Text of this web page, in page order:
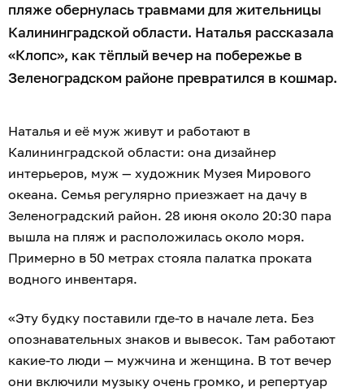
пляже обернулась травмами для жительницы
Калининградской области. Наталья рассказала
«Клопс», как тёплый вечер на побережье в
Зеленоградском районе превратился в кошмар.
Наталья и её муж живут и работают в
Калининградской области: она дизайнер
интерьеров, муж — художник Музея Мирового
океана. Семья регулярно приезжает на дачу в
Зеленоградский район. 28 июня около 20:30 пара
вышла на пляж и расположилась около моря.
Примерно в 50 метрах стояла палатка проката
водного инвентаря.
«Эту будку поставили где-то в начале лета. Без
опознавательных знаков и вывесок. Там работают
какие-то люди — мужчина и женщина. В тот вечер
они включили музыку очень громко, и репертуар